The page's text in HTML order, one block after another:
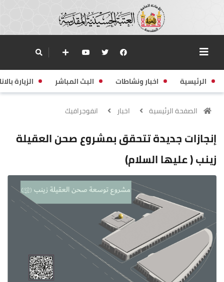
الرئيسية اخبار ونشاطات البث المباشر الزيارة
الصفحة الرئيسية اخبار انفوجرافيك
إنجازات جديدة تتحقق بمشروع صحن العقيلة
زينب ( عليها السلام)